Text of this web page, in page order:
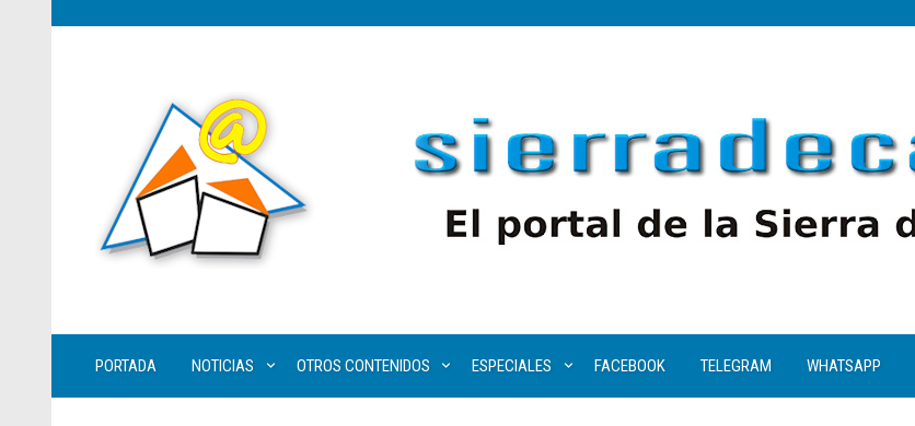
PORTADA NOTICIAS OTROS CONTENIDOS ESPECIALES FACEBOOK TELEGRAM WHATSAPP